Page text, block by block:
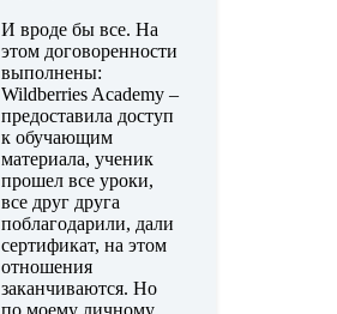
И вроде бы все. На
этом договоренности
выполнены:
Wildberries Academy –
предоставила доступ
к обучающим
материала, ученик
прошел все уроки,
все друг друга
поблагодарили, дали
сертификат, на этом
отношения
заканчиваются. Но
по моему личному